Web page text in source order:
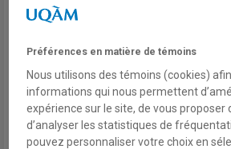
Par Sarah-Myriam Martin-Brûlé
30 janvier 2025
En savoir plus
Préférences en matière de témoins
Nous utilisons des témoins (cookies)
informations qui nous permettent
expérience sur le site, de vous proposer
d’analyser les statistiques de
pouvez personnaliser votre choix en